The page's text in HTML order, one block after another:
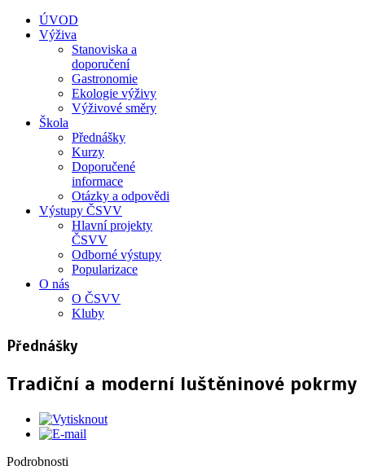
ÚVOD
Výživa
Stanoviska a
doporučení
Gastronomie
Ekologie výživy
Výživové směry
Škola
Přednášky
Kurzy
Doporučené
informace
Otázky a odpovědi
Výstupy ČSVV
Hlavní projekty
ČSVV
Odborné výstupy
Popularizace
O nás
O ČSVV
Kluby
Přednášky
Tradiční a moderní luštěninové pokrmy
Podrobnosti